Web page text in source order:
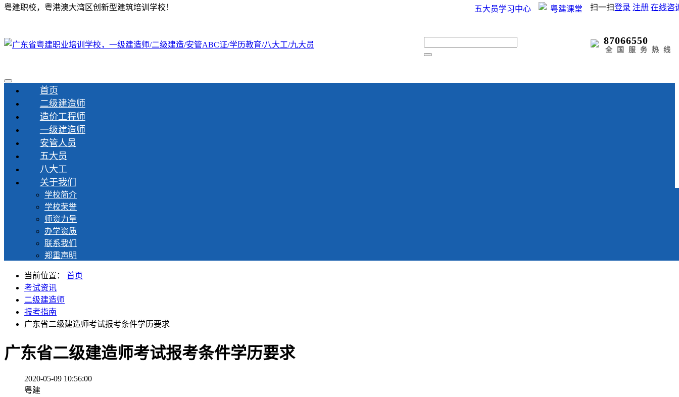
粤建职校，粤港澳大湾区创新型建筑培训学校！ 五大员学习中心 粤建课堂 登录 注册 在线咨
扫一扫
87066550
全国服务热线
首页
二级建造师
造价工程师
一级建造师
安管人员
五大员
八大工
关于我们
学校简介
学校荣誉
师资力量
办学资质
联系我们
郑重声明
当前位置：
首页
考试资讯
二级建造师
报考指南
广东省二级建造师考试报考条件学历要求
广东省二级建造师考试报考条件学历要求
2020-05-09 10:56:00
粤建